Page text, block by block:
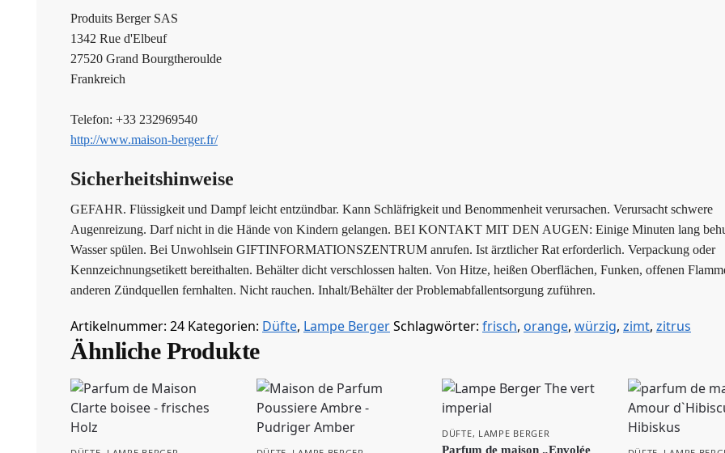
Produits Berger SAS
1342 Rue d'Elbeuf
27520 Grand Bourgtheroulde
Frankreich
Telefon: +33 232969540
http://www.maison-berger.fr/
Sicherheitshinweise
GEFAHR. Flüssigkeit und Dampf leicht entzündbar. Kann Schläfrigkeit und Benommenheit verursachen. Verursacht schwere
Augenreizung. Darf nicht in die Hände von Kindern gelangen. BEI KONTAKT MIT DEN AUGEN: Einige Minuten lang
Wasser spülen. Bei Unwohlsein GIFTINFORMATIONSZENTRUM anrufen. Ist ärztlicher Rat erforderlich. Verpackung oder
Kennzeichnungsetikett bereithalten. Behälter dicht verschlossen halten. Von Hitze, heißen Oberflächen, Funken, offenen
anderen Zündquellen fernhalten. Nicht rauchen. Inhalt/Behälter der Problemabfallentsorgung zuführen.
Artikelnummer: 24 Kategorien: Düfte, Lampe BergerSchlagwörter: frisch, orange, würzig, zimt, zitrus
Ähnliche Produkte
DÜFTE, LAMPE BERGER
Parfum de maison „Envolée